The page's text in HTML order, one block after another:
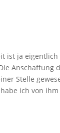
ist ja
Anschaffung
Stelle
ich von